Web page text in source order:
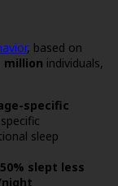
, based on
million individuals,
specific
sleep
slept less